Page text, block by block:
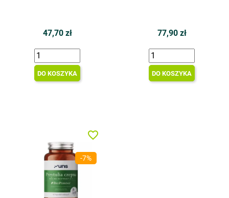
47,70 zł
DO KOSZYKA
77,90 zł
DO KOSZYKA
-7%
favorite_border